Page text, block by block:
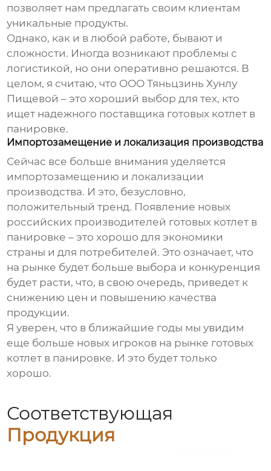
позволяет нам предлагать своим клиентам
уникальные продукты.
Однако, как и в любой работе, бывают и
сложности. Иногда возникают проблемы с
логистикой, но они оперативно решаются. В
целом, я считаю, что ООО Тяньцзинь Хунлу
Пищевой – это хороший выбор для тех, кто
ищет надежного поставщика готовых котлет в
панировке.
Импортозамещение и локализация производства
Сейчас все больше внимания уделяется
импортозамещению и локализации
производства. И это, безусловно,
положительный тренд. Появление новых
российских производителей готовых котлет в
панировке – это хорошо для экономики
страны и для потребителей. Это означает, что
на рынке будет больше выбора и конкуренция
будет расти, что, в свою очередь, приведет к
снижению цен и повышению качества
продукции.
Я уверен, что в ближайшие годы мы увидим
еще больше новых игроков на рынке готовых
котлет в панировке. И это будет только
хорошо.
Соответствующая
Продукция